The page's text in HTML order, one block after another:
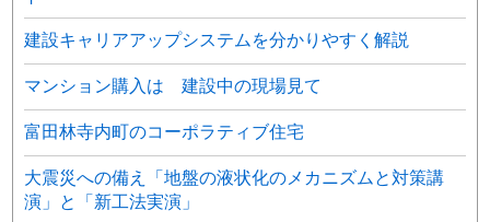
建設キャリアアップシステムを分かりやすく解説
マンション購入は 建設中の現場見て
富田林寺内町のコーポラティブ住宅
大震災への備え「地盤の液状化のメカニズムと対策講
演」と「新工法実演」